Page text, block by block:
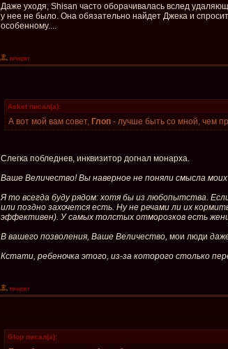
Даже уходя, Shisan часто оборачивалась вслед
у нее не было. Она обязательно найдет Джека и
особенному....
Asket писал(а):
А вот мой вам совет, Глоп - лучше быть со мной, чем
Слегка побледнев, инквизитор догнал монарха.
Ваше Величество! Вы наверное не поняли смысла моих
Я то всегда буду рядом: хотя бы из любопытства.
или поздно захочется есть. Ну не речами ли их
эффективен). У самых толстых отморозков есть
В вашего позволения, Ваше Величество, мои люди
Кстати, ребеночка этого, из-за которого столько
Glop писал(а):